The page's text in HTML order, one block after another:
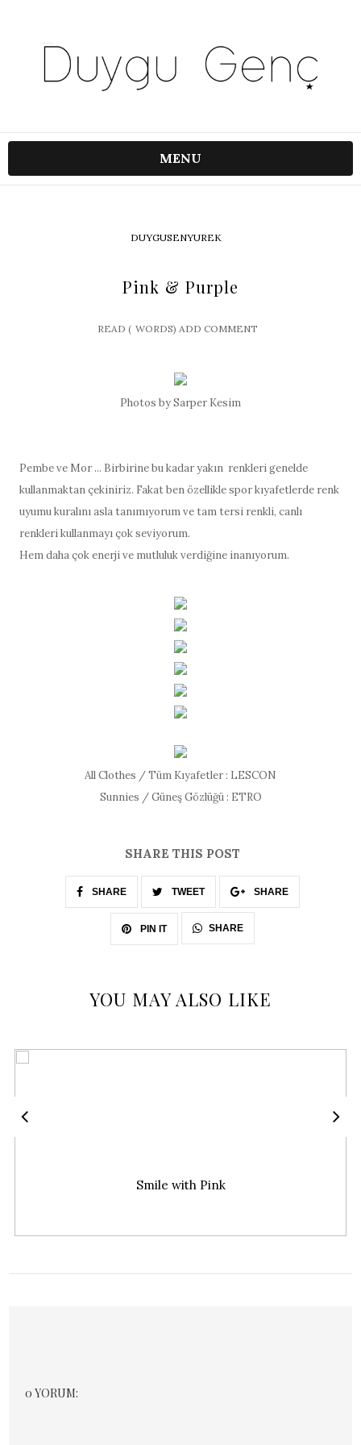
MENU
DUYGUSENYUREK
Pink & Purple
READ ( WORDS) ADD COMMENT
Photos by Sarper Kesim
Pembe ve Mor ... Birbirine bu kadar yakın renkleri genelde
kullanmaktan çekiniriz. Fakat ben özellikle spor kıyafetlerde renk
uyumu kuralını asla tanımıyorum ve tam tersi renkli, canlı
renkleri kullanmayı çok seviyorum.
Hem daha çok enerji ve mutluluk verdiğine inanıyorum.
All Clothes / Tüm Kıyafetler : LESCON
Sunnies / Güneş Gözlüğü : ETRO
SHARE THIS POST
SHARE TWEET SHARE
PIN IT SHARE
YOU MAY ALSO LIKE
Smile with Pink
0 YORUM: